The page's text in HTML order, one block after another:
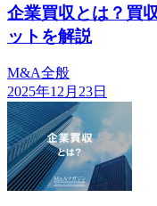
企業買収とは？買
ットを解説
M&A全般
2025年12月23日